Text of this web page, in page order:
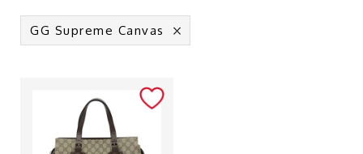
九成新
八成新
店鋪區域
GG Supreme Canvas